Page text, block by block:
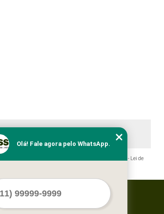
autoral – artigo 184 do Código Penal –
Lei 9610/98 - Lei de
Mapa do site
Olá! Fale agora pelo WhatsApp.